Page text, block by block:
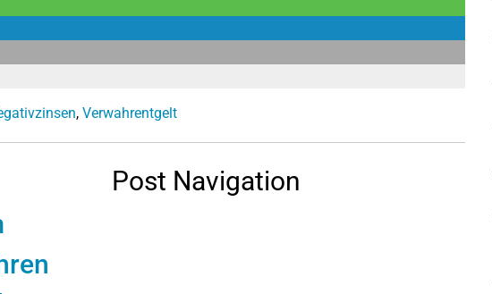
, Verwahrentgelt
Post Navigation